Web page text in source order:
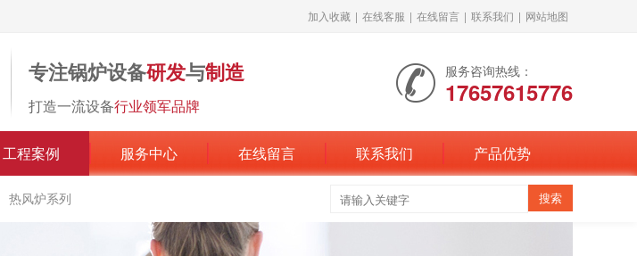
加入收藏 | 在线客服 | 在线留言 | 联系我们 | 网站地图
专注锅炉设备研发与制造
打造一流设备行业领军品牌
服务咨询热线：
17657615776
工程案例 服务中心 在线留言 联系我们 产品优势
热风炉系列